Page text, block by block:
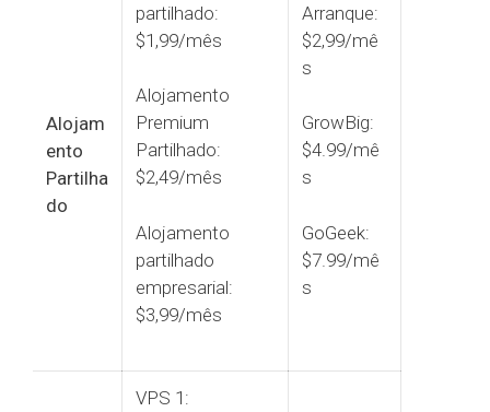
Alojam
ento
Partilha
do
partilhado:
$1,99/mês
Alojamento
Premium
Partilhado:
$2,49/mês
Alojamento
partilhado
empresarial:
$3,99/mês
Arranque:
$2,99/mê
s
GrowBig:
$4.99/mê
s
GoGeek:
$7.99/mê
s
VPS 1: